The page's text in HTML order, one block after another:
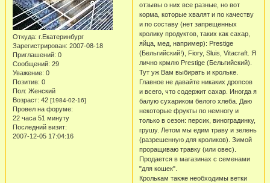
Откуда: г.Екатеринбург
Зарегистрирован: 2007-08-18
Приглашений: 0
Сообщений: 29
Уважение: 0
Позитив: 0
Пол: Женский
Возраст: 42 [1984-02-16]
Провел на форуме:
22 часа 51 минуту
Последний визит:
2007-12-05 17:04:16
отзывы о них все разные, но вот
корма, которые хвалят и по качеству
и по составу (нет запрещенных
кролику продуктов, таких как сахар,
яйца, мед, например): Prestige
(Бельгийский!), Fiory, Sluis, Vitacraft. Я
лично крмлю Prestige (Бельгийский).
Тут уж Вам выбирать и крольке.
Главное не давайте никаких дропсов
и всего, что содержит сахар. Иногда я
балую сухариком белого хлеба. Даю
некоторые фрукты по немногу и
только в сезон: персик, виноградинку,
грушу. Летом мы едим траву и зелень
(разрешенную для кроликов). Зимой
проращиваю травку (или овес).
Продается в магазинах с семенами
"для кошек".
Кролькам также необходимы ветки